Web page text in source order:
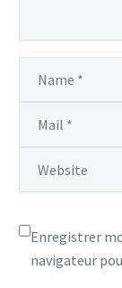
Enregistrer
navigateur